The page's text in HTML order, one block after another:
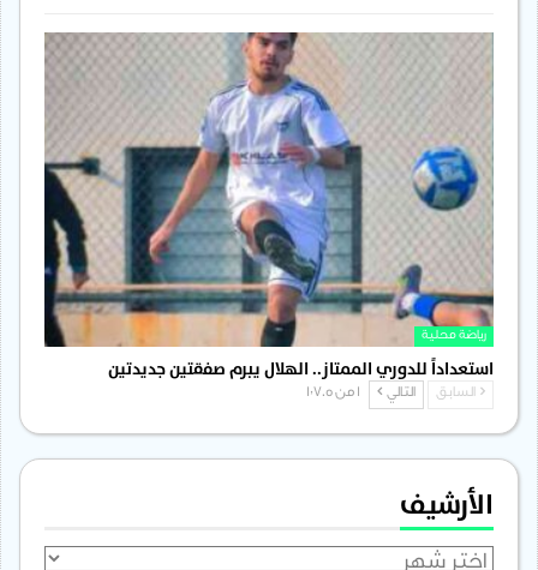
رياضة محلية
استعداداً للدوري الممتاز.. الهلال يبرم صفقتين جديدتين
السابق التالي
الأرشيف
الأرشيف